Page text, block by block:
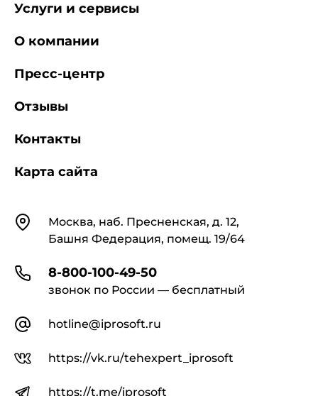
КонтактыМосква, наб. Пресненская, д. 12,
Башня Федерация, помещ. 19/64
8-800-100-49-50
звонок по России — бесплатный
hotline@iprosoft.ru
https://vk.ru/tehexpert_iprosoft
https://t.me/iprosoft
Услуги и сервисы
О компании
Пресс-центр
Отзывы
Контакты
Карта сайта